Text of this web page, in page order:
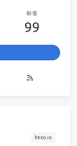
标签
99
hexo.io